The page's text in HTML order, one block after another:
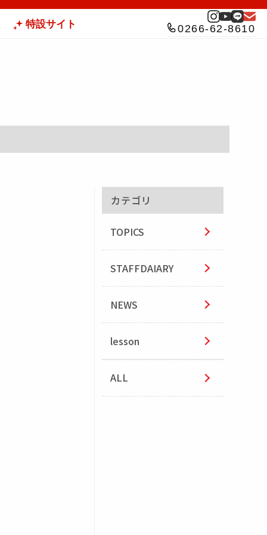
特設サイト 0266-62-8610
カテゴリ
TOPICS
STAFFDAIARY
NEWS
lesson
ALL